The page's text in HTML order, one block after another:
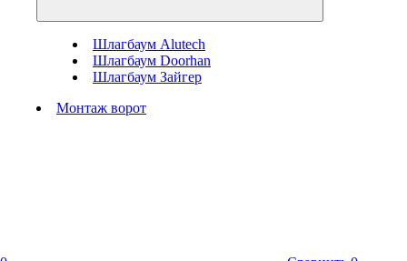
Шлагбаум Alutech
Шлагбаум Doorhan
Шлагбаум Зайгер
Монтаж ворот